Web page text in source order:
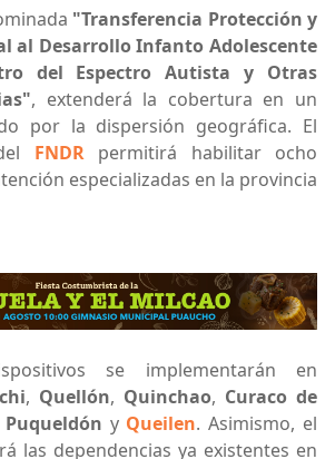
"Transferencia Protección y
al Desarrollo Infanto Adolescente
del Espectro Autista y Otras
, extenderá la cobertura en un
por la dispersión geográfica. El
FNDRpermitirá habilitar ocho
especializadas en la provincia
se implementarán en
, Quellón, Quinchao, Curaco de
Puqueldón y Queilen. Asimismo, el
las dependencias ya existentes en